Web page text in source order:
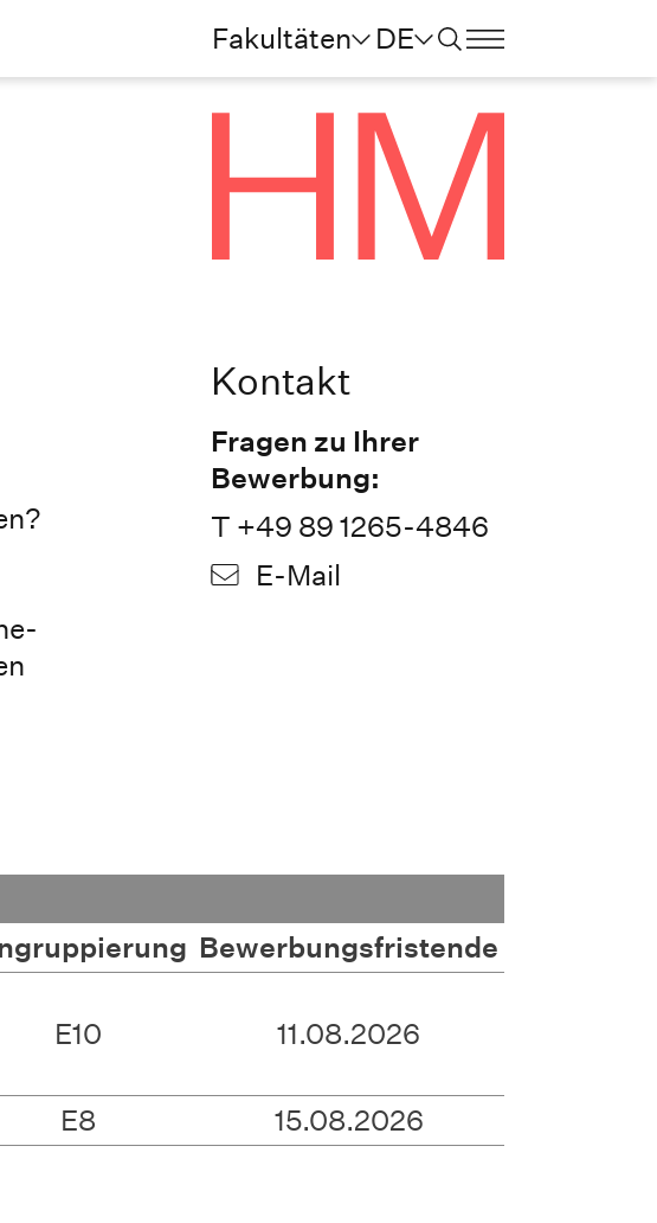
Fakultäten DE
Kontakt
Fragen zu Ihrer
Bewerbung:
T +49 89 1265-4846
E-Mail
Bewerbungsfristende
E10 11.08.2026
E8 15.08.2026